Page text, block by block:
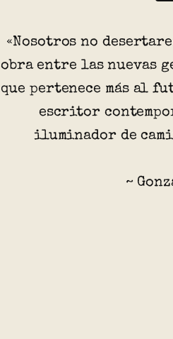
«Nosotros no
obra entre las nuevas
que pertenece más al
escritor
iluminador de
~